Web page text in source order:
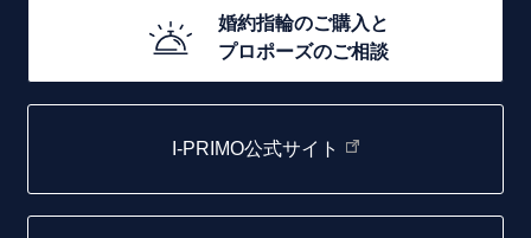
10万円台～
函館店
取扱店)エヴァンスブライダル 旭川本店
婚約指輪のご購入と
プロポーズのご相談
I-PRIMO公式サイト